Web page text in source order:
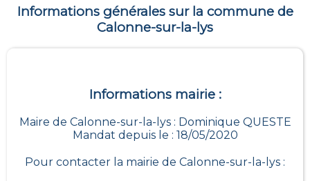
Informations générales sur la commune de
Calonne-sur-la-lys
Informations mairie :
Maire de Calonne-sur-la-lys : Dominique QUESTE
Mandat depuis le : 18/05/2020
Pour contacter la mairie de Calonne-sur-la-lys :